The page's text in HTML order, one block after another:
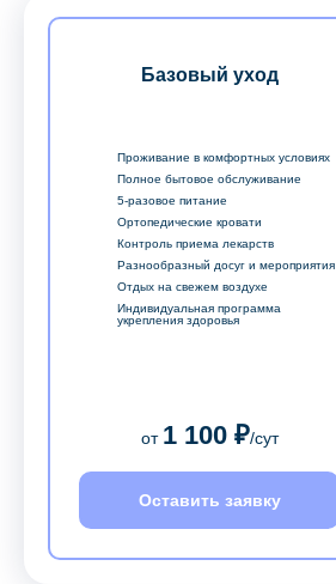
Базовый уход
Проживание в комфортных условиях
Полное бытовое обслуживание
5-разовое питание
Ортопедические кровати
Контроль приема лекарств
Разнообразный досуг и мероприятия
Отдых на свежем воздухе
Индивидуальная программа
укрепления здоровья
от 1 100 ₽/сут
Оставить заявку